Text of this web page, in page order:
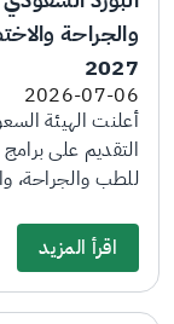
والجراحة
2027
2026-07-06
أعلنت الهيئة
التقديم على
للطب والجراحة،
سبتمبر، وآخر
اقرأ المزيد